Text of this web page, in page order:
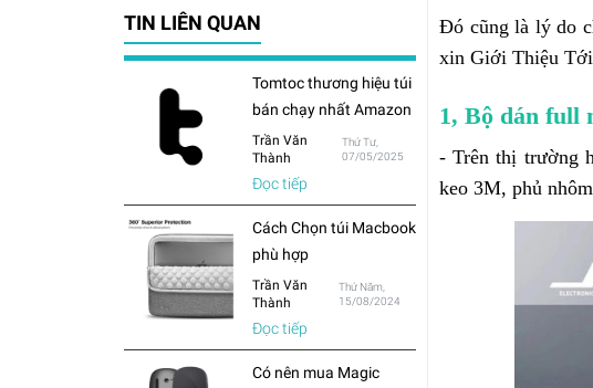
TIN LIÊN QUAN
Tomtoc thương hiệu túi
bán chạy nhất Amazon
Trần Văn
Thành
Thứ Tư,
07/05/2025
Đọc tiếp
Cách Chọn túi Macbook
phù hợp
Trần Văn
Thành
Thứ Năm,
15/08/2024
Đọc tiếp
Có nên mua Magic
Đó cũng là lý do
xin Giới Thiệu Tới
1, Bộ dán full
- Trên thị trường
keo 3M, phủ